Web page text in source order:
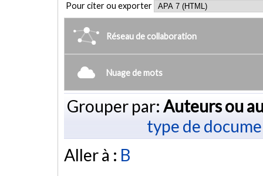
Pour citer ou exporter
Réseau de collaboration
Nuage de mots
Grouper par: Auteurs ou
type de
Aller à : B